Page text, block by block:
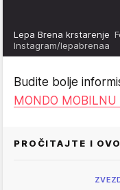
Lepa Brena krstarenje
Instagram/lepabrenaa
Budite bolje
MONDO
PROČITAJTE I OVO